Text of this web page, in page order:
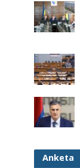
Anketa